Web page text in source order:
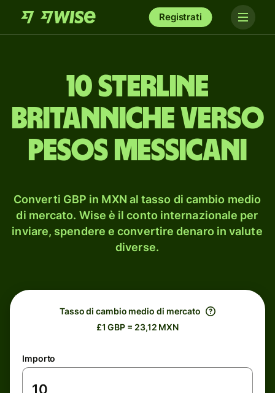
Registrati
10 sterline
britanniche verso
pesos messicani
Converti GBP in MXN al tasso di cambio medio
di mercato. Wise è il conto internazionale per
inviare, spendere e convertire denaro in valute
diverse.
Tasso di cambio medio di mercato
£1 GBP = 23,12 MXN
Importo